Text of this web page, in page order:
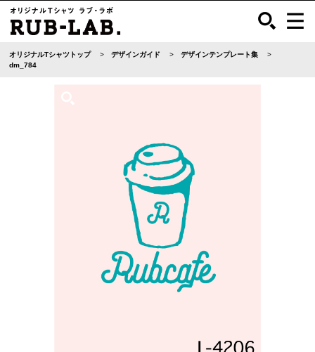
オリジナルTシャツトップ デザインガイド
デザインテンプレート集
dm_784